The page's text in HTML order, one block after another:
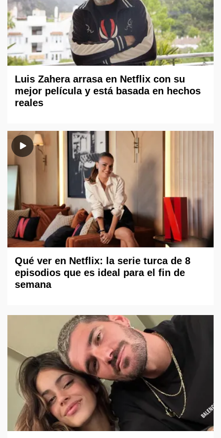
Luis Zahera arrasa en Netflix con su
mejor película y está basada en hechos
reales
Qué ver en Netflix: la serie turca de 8
episodios que es ideal para el fin de
semana